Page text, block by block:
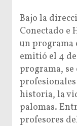
Bajo la
Conectado e
un programa
emitió el 4
programa,
historia, la
palomas.
profesores